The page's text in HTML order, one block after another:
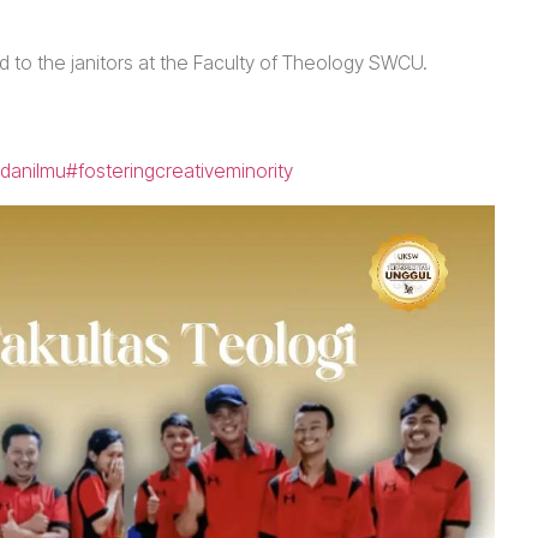
to the janitors at the Faculty of Theology SWCU.
#fosteringcreativeminority